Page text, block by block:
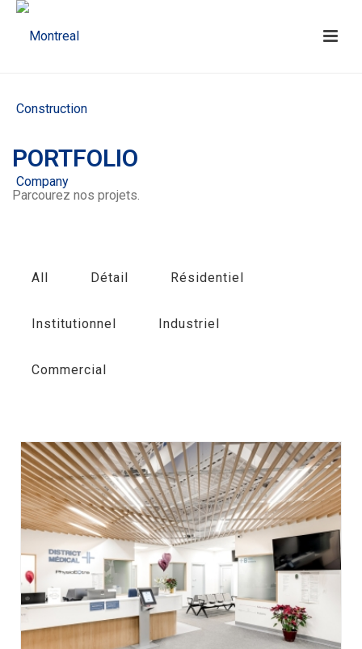
PORTFOLIO
Parcourez nos projets.
All Détail Résidentiel
Institutionnel Industriel
Commercial